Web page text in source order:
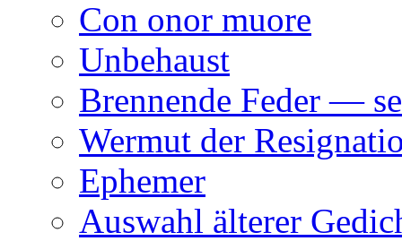
Con onor muore
Unbehaust
Brennende Feder —
Wermut der
Ephemer
Auswahl älterer